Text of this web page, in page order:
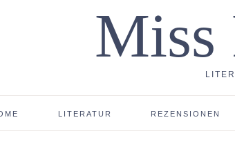
Miss
LITERATUR REZENSIONEN